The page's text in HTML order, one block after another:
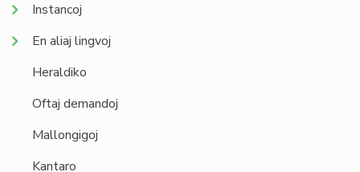
Instancoj
En aliaj lingvoj
Heraldiko
Oftaj demandoj
Mallongigoj
Kantaro